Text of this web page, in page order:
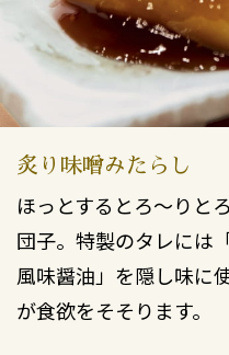
炙り味噌みたらし
ほっとするとろ～りと
団子。特製のタレには
風味醤油」を隠し味に
が食欲をそそります。